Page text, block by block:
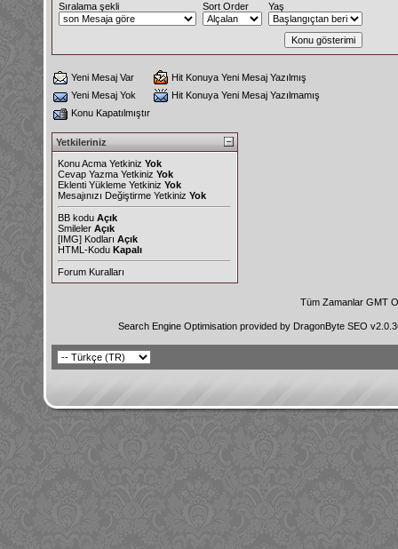
Sıralama şekli Sort Order Yaş
Yeni Mesaj Var
Hit Konuya Yeni Mesaj Yazılmış
Yeni Mesaj Yok
Hit Konuya Yeni Mesaj Yazılmamış
Konu Kapatılmıştır
Yetkileriniz
Konu Acma Yetkiniz Yok
Cevap Yazma Yetkiniz Yok
Eklenti Yükleme Yetkiniz Yok
Mesajınızı Değiştirme Yetkiniz Yok
BB kodu Açık
Smileler Açık
[IMG] Kodları Açık
HTML-Kodu Kapalı
Forum Kuralları
Tüm Zamanlar GMT
Search Engine Optimisation provided by DragonByte SEO